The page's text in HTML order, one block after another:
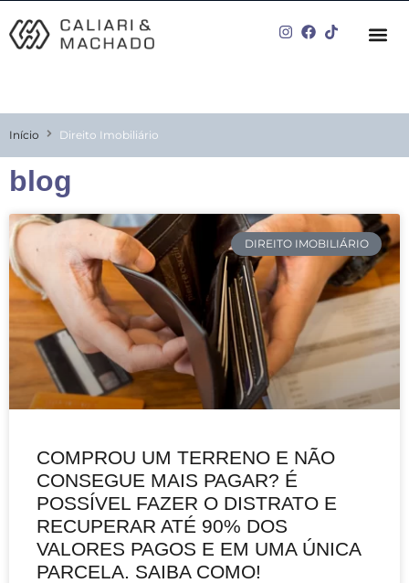
Início Direito Imobiliário
blog
DIREITO IMOBILIÁRIO
COMPROU UM TERRENO E NÃO
CONSEGUE MAIS PAGAR? É
POSSÍVEL FAZER O DISTRATO E
RECUPERAR ATÉ 90% DOS
VALORES PAGOS E EM UMA ÚNICA
PARCELA. SAIBA COMO!